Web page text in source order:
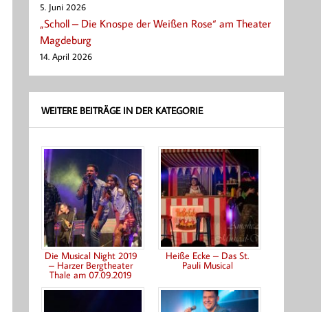
5. Juni 2026
„Scholl – Die Knospe der Weißen Rose“ am Theater
Magdeburg
14. April 2026
WEITERE BEITRÄGE IN DER KATEGORIE
Die Musical Night 2019
– Harzer Bergtheater
Thale am 07.09.2019
Heiße Ecke – Das St.
Pauli Musical